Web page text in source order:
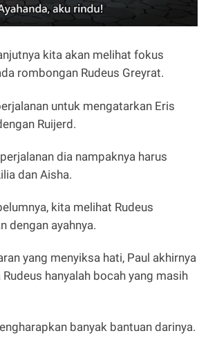
kita akan melihat fokus
rombongan Rudeus Greyrat.
untuk mengatarkan Eris
Ruijerd.
dia nampaknya harus
dan Aisha.
kita melihat Rudeus
dengan ayahnya.
yang menyiksa hati, Paul akhirnya
hanyalah bocah yang masih
banyak bantuan darinya.